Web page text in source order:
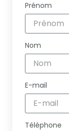
Prénom
Nom
E-mail
Téléphone